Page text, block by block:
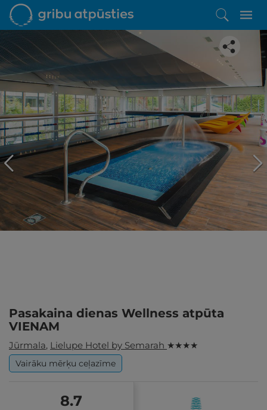
Iepatikās šis piedāvājums?
Līdz brīnišķīgai atpūtai atlikuši tikai daži soļi
PĒRKU
Pasakaina dienas Wellness atpūta
VIENAM
Jūrmala, Lielupe Hotel by Semarah ★ ★ ★ ★
Vairāku mērķu ceļazīme
8.7